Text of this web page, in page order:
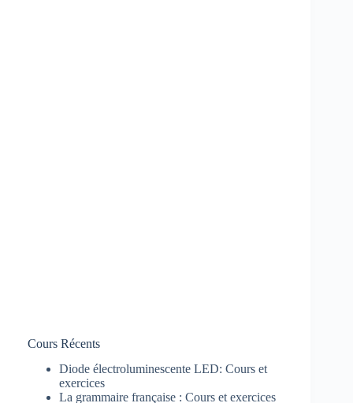
Cours Récents
Diode électroluminescente LED: Cours et
exercices
La grammaire française : Cours et exercices